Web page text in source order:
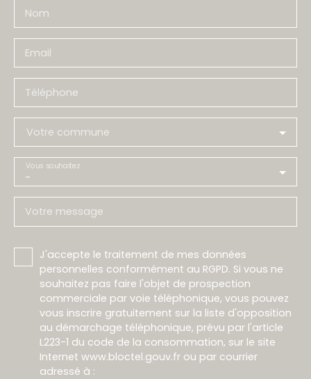
Nom
Email
Téléphone
Votre commune
-
Vous souhaitez
Votre message
J'accepte le traitement de mes données
personnelles conformément au RGPD. Si vous ne
souhaitez pas faire l'objet de prospection
commerciale par voie téléphonique, vous pouvez
vous inscrire gratuitement sur la liste d'opposition
au démarchage téléphonique, prévu par l'article
L223-1 du code de la consommation, sur le site
Internet www.bloctel.gouv.fr ou par courrier
adressé à :